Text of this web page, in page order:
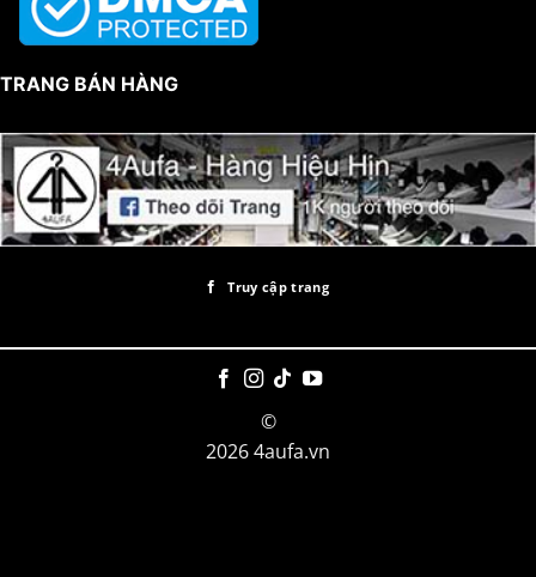
TRANG BÁN HÀNG
Truy cập trang
©
2026 4aufa.vn